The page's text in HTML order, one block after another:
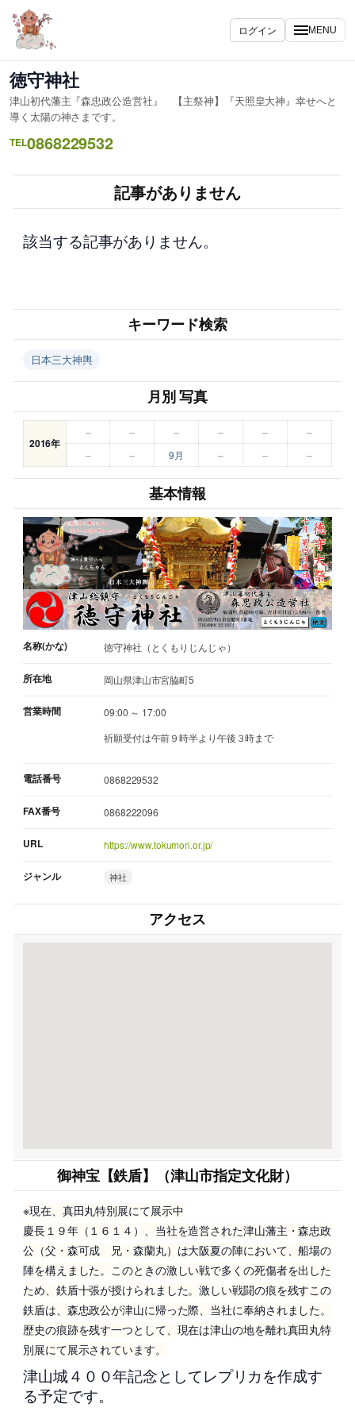
内
容
ス
キ
ッ
プ
ログイン MENU
徳守神社
津山初代藩主『森忠政公造営社』 【主祭神】『天照皇大神』幸せへと
導く太陽の神さまです。
TEL0868229532
記事がありません
該当する記事がありません。
キーワード検索
日本三大神輿
月別 写真
2016年
– – – – –
–
–
– 9月 – – –
基本情報
名称(かな) 徳守神社（とくもりじんじゃ）
所在地 岡山県津山市宮脇町5
営業時間
09:00 ～ 17:00
祈願受付は午前９時半より午後３時まで
電話番号 0868229532
FAX番号 0868222096
URL https://www.tokumori.or.jp/
ジャンル 神社
アクセス
御神宝【鉄盾】（津山市指定文化財）
※現在、真田丸特別展にて展示中
慶長１９年（１６１４）、当社を造営された津山藩主・森忠政
公（父・森可成 兄・森蘭丸）は大阪夏の陣において、船場の
陣を構えました。このときの激しい戦で多くの死傷者を出した
ため、鉄盾十張が授けられました。激しい戦闘の痕を残すこの
鉄盾は、森忠政公が津山に帰った際、当社に奉納されました。
歴史の痕跡を残す一つとして、現在は津山の地を離れ真田丸特
別展にて展示されています。
津山城４００年記念としてレプリカを作成す
る予定です。